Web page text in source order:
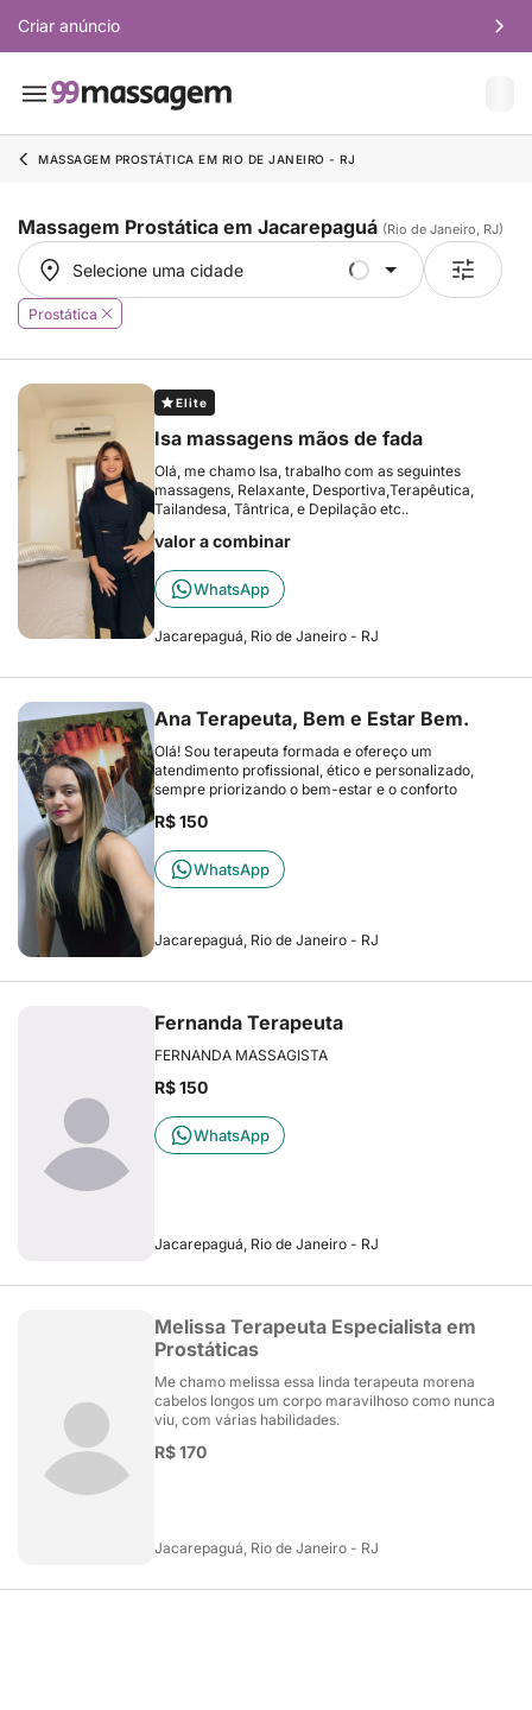
Criar anúncio
MASSAGEM PROSTÁTICA EM RIO DE JANEIRO - RJ
Massagem Prostática em Jacarepaguá (Rio de Janeiro, RJ)
Selecione uma cidade
Selecione uma cidade
Prostática
Elite
Isa massagens mãos de fada
Olá, me chamo Isa, trabalho com as seguintes
massagens, Relaxante, Desportiva,Terapêutica,
Tailandesa, Tântrica, e Depilação etc..
valor a combinar
WhatsApp
Jacarepaguá, Rio de Janeiro - RJ
Ana Terapeuta, Bem e Estar Bem.
Olá! Sou terapeuta formada e ofereço um
atendimento profissional, ético e personalizado,
sempre priorizando o bem-estar e o conforto
R$ 150
WhatsApp
Jacarepaguá, Rio de Janeiro - RJ
Fernanda Terapeuta
FERNANDA MASSAGISTA
R$ 150
WhatsApp
Jacarepaguá, Rio de Janeiro - RJ
Melissa Terapeuta Especialista em
Prostáticas
Me chamo melissa essa linda terapeuta morena
cabelos longos um corpo maravilhoso como nunca
viu, com várias habilidades.
R$ 170
Jacarepaguá, Rio de Janeiro - RJ